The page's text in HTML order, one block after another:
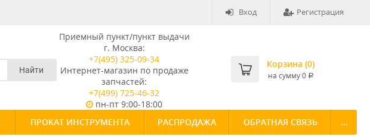
Вход Регистрация
Найти
Приемный пункт/пункт выдачи
г. Москва:
+7(495) 325-09-34
Интернет-магазин по продаже
запчастей:
+7(499) 725-46-32
пн-пт 9:00-18:00
Корзина (0)
на сумму0 Р
ПРОКАТ ИНСТРУМЕНТА РАСПРОДАЖА ОБРАТНАЯ СВЯЗЬ ...